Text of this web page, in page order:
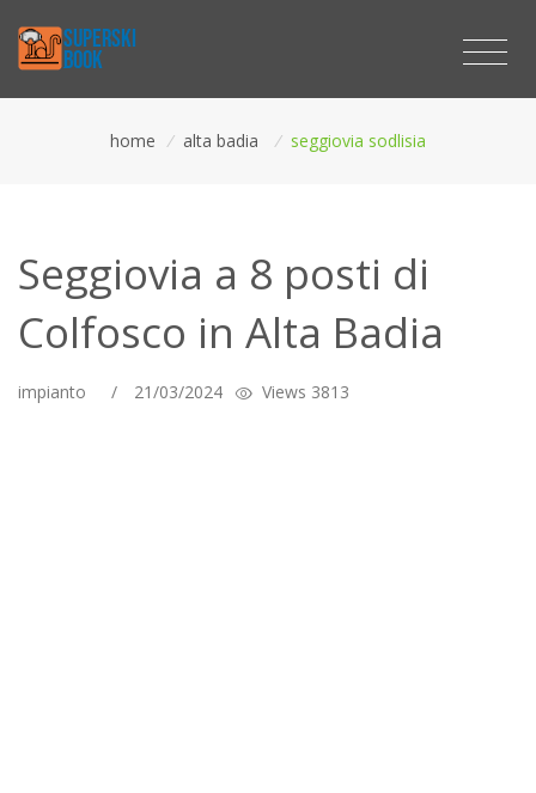
home / alta badia / seggiovia sodlisia
Seggiovia a 8 posti di
Colfosco in Alta Badia
impianto / 21/03/2024 Views 3813